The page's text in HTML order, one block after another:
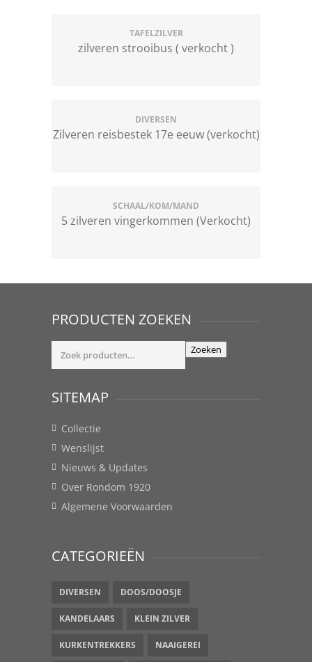
TAFELZILVER
zilveren strooibus ( verkocht )
DIVERSEN
Zilveren reisbestek 17e eeuw (verkocht)
SCHAAL/KOM/MAND
5 zilveren vingerkommen (Verkocht)
PRODUCTEN ZOEKEN
Zoeken
Zoeken
SITEMAP
Collectie
Wenslijst
Nieuws & Updates
Over Rondom 1920
Algemene Voorwaarden
CATEGORIEËN
DIVERSEN DOOS/DOOSJE
KANDELAARS KLEIN ZILVER
KURKENTREKKERS NAAIGEREI